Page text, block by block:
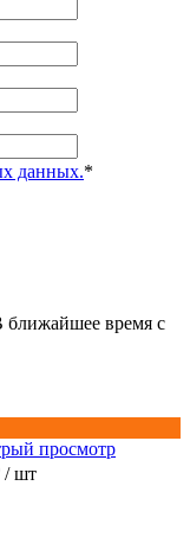
данных.*
ближайшее время с
просмотр
/ шт